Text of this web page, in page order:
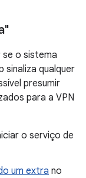
se o sistema
sinaliza qualquer
presumir
para a VPN
o serviço de
um extra no